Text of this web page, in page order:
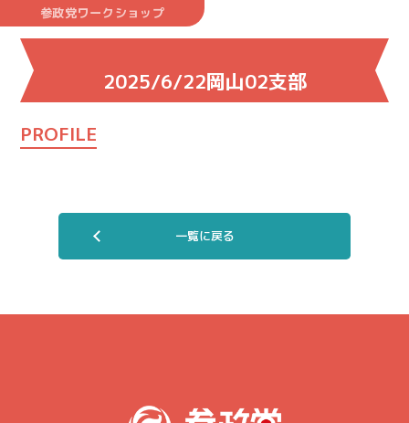
参政党ワークショップ
2025/6/22岡山02支部
PROFILE
一覧に戻る